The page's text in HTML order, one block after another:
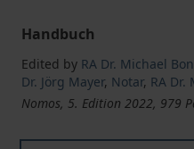
Handbuch
Edited by RA Dr. Michael
Dr. Jörg Mayer, Notar, RA Dr.
Nomos, 5. Edition 2022, 979